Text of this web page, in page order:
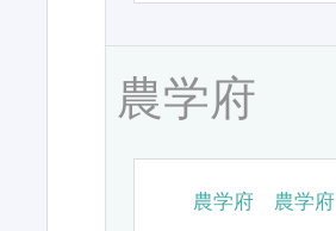
農学府
農学府 農学府